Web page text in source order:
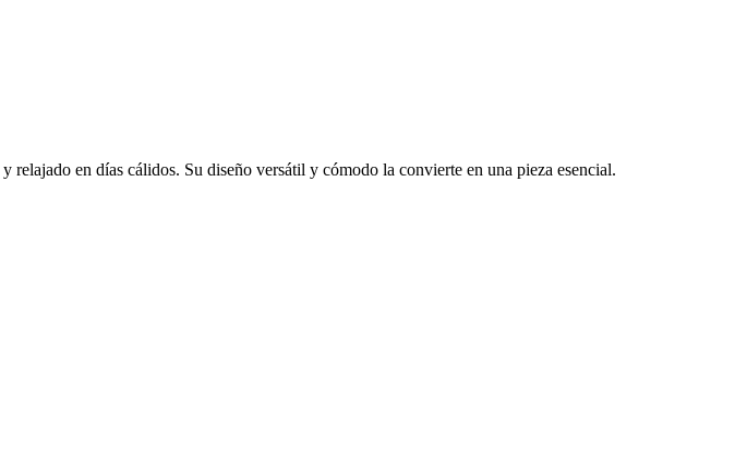
en días cálidos. Su diseño versátil y cómodo la convierte en una pieza esencial.